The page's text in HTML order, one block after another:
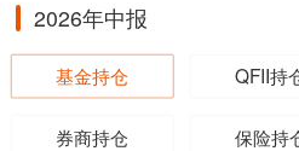
2026年中报
基金持仓 QFII持
券商持仓 保险持